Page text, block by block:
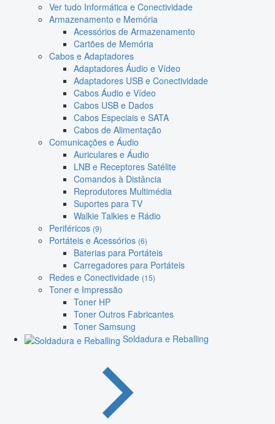
Ver tudo Informática e Conectividade
Armazenamento e Memória
Acessórios de Armazenamento
Cartões de Memória
Cabos e Adaptadores
Adaptadores Áudio e Vídeo
Adaptadores USB e Conectividade
Cabos Áudio e Vídeo
Cabos USB e Dados
Cabos Especiais e SATA
Cabos de Alimentação
Comunicações e Áudio
Auriculares e Áudio
LNB e Receptores Satélite
Comandos à Distância
Reprodutores Multimédia
Suportes para TV
Walkie Talkies e Rádio
Periféricos (9)
Portáteis e Acessórios (6)
Baterias para Portáteis
Carregadores para Portáteis
Redes e Conectividade (15)
Toner e Impressão
Toner HP
Toner Outros Fabricantes
Toner Samsung
Soldadura e Reballing